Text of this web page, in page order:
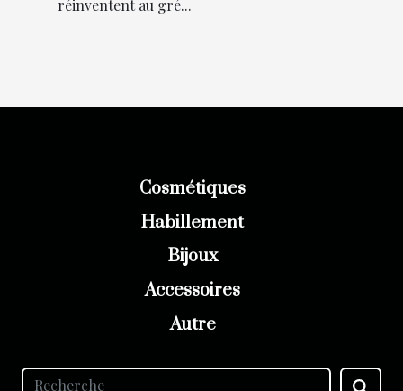
votre garde-robe
réinventent au gré...
Cosmétiques
Habillement
Bijoux
Accessoires
Autre